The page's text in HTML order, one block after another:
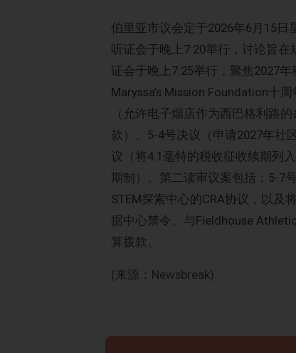
伯里亚市议会定于2026年6月15
听证会于晚上7:20举行，讨论旨
证会于晚上7:25举行，聚焦2027
Maryssa’s Mission Foundation十
（允许电子烟店作为西巴格利路
款）、5-4号决议（申请2027年社
议（将4.1毫特的税收征收续期列
期制）。第二读审议案包括：5-7
STEM探索中心的CRA协议，以及
据中心禁令、与Fieldhouse
算拨款。
(来源：Newsbreak)